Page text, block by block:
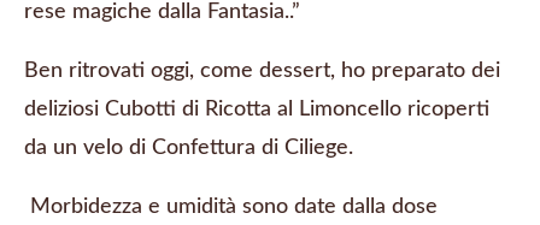
rese magiche dalla Fantasia..”
Ben ritrovati oggi, come dessert, ho preparato dei
deliziosi Cubotti di Ricotta al Limoncello ricoperti
da un velo di Confettura di Ciliege.
Morbidezza e umidità sono date dalla dose